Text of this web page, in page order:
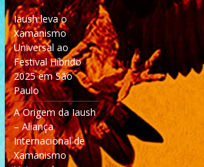
Iaush leva o
Xamanismo
Universal ao
Festival Híbrido
2025 em São
Paulo
A Origem da Iaush
– Aliança
Internacional de
Xamanismo